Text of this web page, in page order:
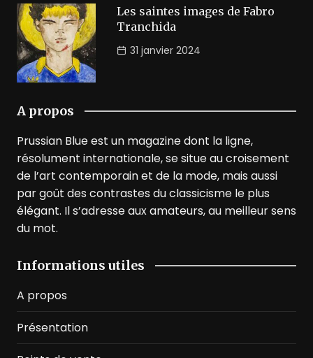
Les saintes images de Fabro
Tranchida
31 janvier 2024
A propos
Prussian Blue est un magazine dont la ligne,
résolument internationale, se situe au croisement
de l’art contemporain et de la mode, mais aussi
par goût des contrastes du classicisme le plus
élégant. Il s’adresse aux amateurs, au meilleur sens
du mot.
Informations utiles
A propos
Présentation